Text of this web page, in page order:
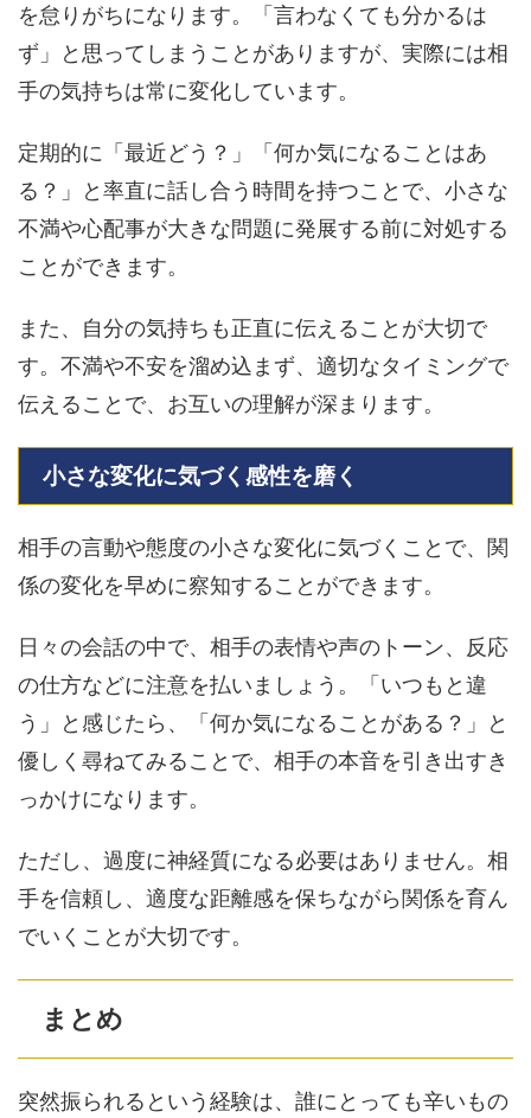
を怠りがちになります。「言わなくても分かるは
ず」と思ってしまうことがありますが、実際には相
手の気持ちは常に変化しています。
定期的に「最近どう？」「何か気になることはあ
る？」と率直に話し合う時間を持つことで、小さな
不満や心配事が大きな問題に発展する前に対処する
ことができます。
また、自分の気持ちも正直に伝えることが大切で
す。不満や不安を溜め込まず、適切なタイミングで
伝えることで、お互いの理解が深まります。
小さな変化に気づく感性を磨く
相手の言動や態度の小さな変化に気づくことで、関
係の変化を早めに察知することができます。
日々の会話の中で、相手の表情や声のトーン、反応
の仕方などに注意を払いましょう。「いつもと違
う」と感じたら、「何か気になることがある？」と
優しく尋ねてみることで、相手の本音を引き出すき
っかけになります。
ただし、過度に神経質になる必要はありません。相
手を信頼し、適度な距離感を保ちながら関係を育ん
でいくことが大切です。
まとめ
突然振られるという経験は、誰にとっても辛いもの